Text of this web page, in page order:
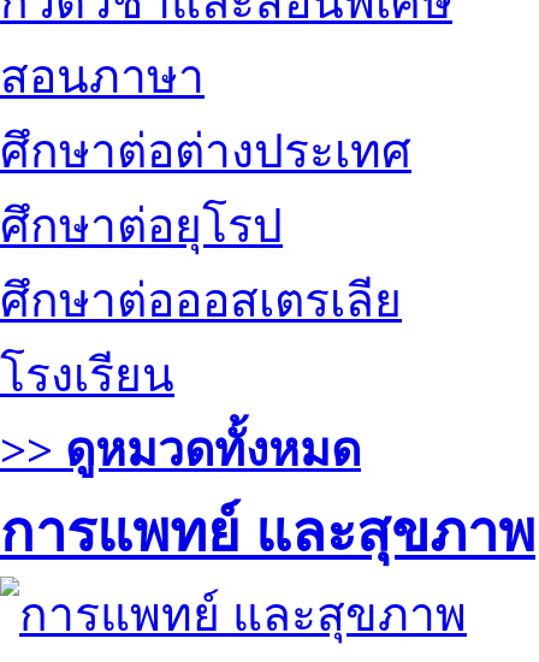
สอนภาษา
ศึกษาต่อต่างประเทศ
ศึกษาต่อยุโรป
ศึกษาต่อออสเตรเลีย
โรงเรียน
>> ดูหมวดทั้งหมด
การแพทย์ และสุขภาพ